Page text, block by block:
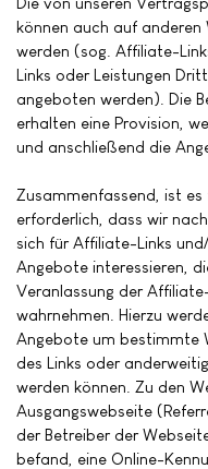
können auch auf
werden (sog. Affiliate-
Links oder Leistungen
angeboten werden). Die
erhalten eine Provision,
und anschließend die
Zusammenfassend, ist
erforderlich, dass wir
sich für Affiliate-Links
Angebote interessieren,
Veranlassung der
wahrnehmen. Hierzu
Angebote um bestimmte
des Links oder
werden können. Zu den
Ausgangswebseite
der Betreiber der
befand, eine Online-